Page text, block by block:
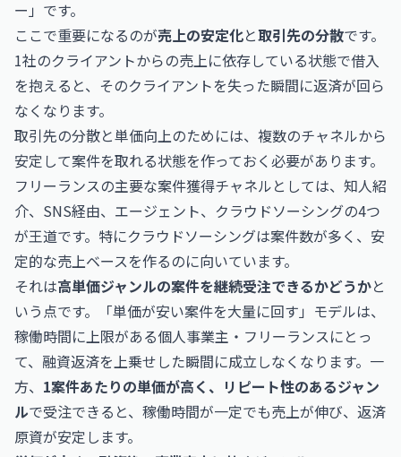
ー」です。
ここで重要になるのが売上の安定化と取引先の分散です。
1社のクライアントからの売上に依存している状態で借入
を抱えると、そのクライアントを失った瞬間に返済が回ら
なくなります。
取引先の分散と単価向上のためには、複数のチャネルから
安定して案件を取れる状態を作っておく必要があります。
フリーランスの主要な案件獲得チャネルとしては、知人紹
介、SNS経由、エージェント、クラウドソーシングの4つ
が王道です。特にクラウドソーシングは案件数が多く、安
定的な売上ベースを作るのに向いています。
それは高単価ジャンルの案件を継続受注できるかどうかと
いう点です。「単価が安い案件を大量に回す」モデルは、
稼働時間に上限がある個人事業主・フリーランスにとっ
て、融資返済を上乗せした瞬間に成立しなくなります。一
方、 1案件あたりの単価が高く、リピート性のあるジャン
ルで受注できると、稼働時間が一定でも売上が伸び、返済
原資が安定します。